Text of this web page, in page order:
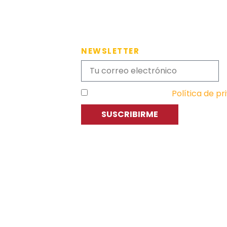
NEWSLETTER
Política de
SUSCRIBIRME